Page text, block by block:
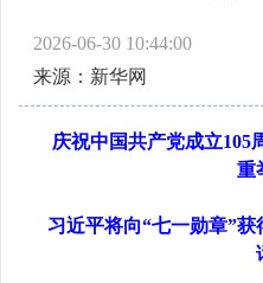
2026-06-30 10:44:00
来源：新华网
庆祝中国共产党成立105
重
习近平将向“七一勋章”